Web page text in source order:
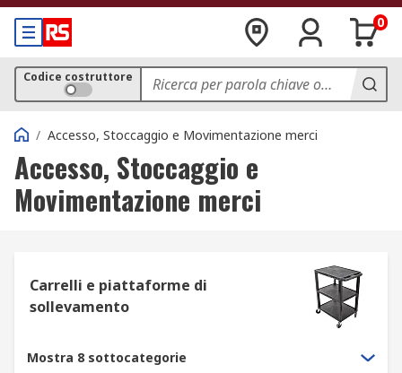
0
Codice costruttore
/ Accesso, Stoccaggio e Movimentazione merci
Accesso, Stoccaggio e
Movimentazione merci
Carrelli e piattaforme di
sollevamento
Mostra 8 sottocategorie